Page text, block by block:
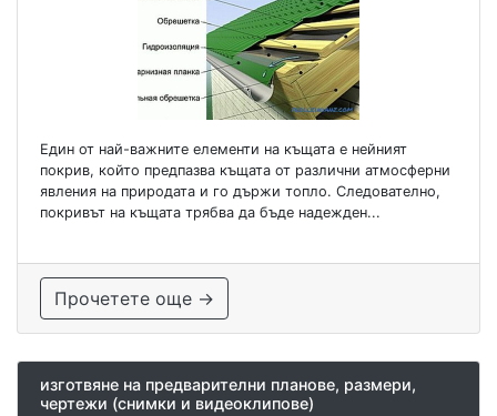
Един от най-важните елементи на къщата е нейният
покрив, който предпазва къщата от различни атмосферни
явления на природата и го държи топло. Следователно,
покривът на къщата трябва да бъде надежден...
Прочетете още →
изготвяне на предварителни планове, размери,
чертежи (снимки и видеоклипове)